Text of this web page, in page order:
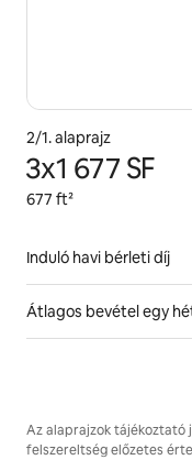
2/1. alaprajz
3x1 677 SF
677 ft²
Induló havi bérleti díj
Átlagos bevétel egy
Az alaprajzok tájékoztató
felszereltség előzetes